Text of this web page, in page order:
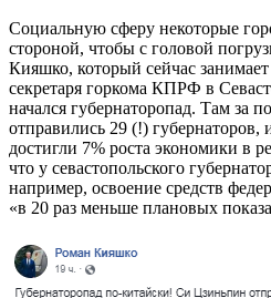
Социальную сферу некоторые
стороной, чтобы с головой
Кияшко, который сейчас
секретаря горкома КПРФ в
начался губернаторопад. Там за
отправились 29 (!) губернаторов,
достигли 7% роста экономики в
что у севастопольского
например, освоение средств
«в 20 раз меньше плановых